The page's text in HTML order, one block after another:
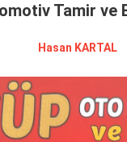
Tamir ve
Hasan KARTAL